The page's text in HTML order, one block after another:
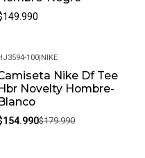
-14%
100 NIKE
Nike Df Tee
Novelty Hombre-
$179.990